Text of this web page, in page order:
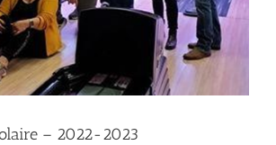
– 2022-2023